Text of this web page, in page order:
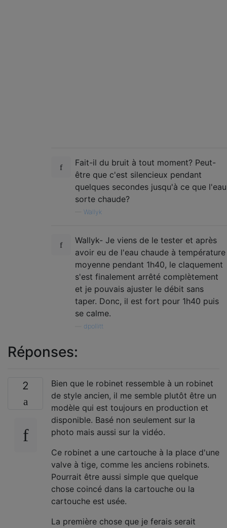
Fait-il du bruit à tout moment? Peut-
être que c'est silencieux pendant
quelques secondes jusqu'à ce que l'eau
sorte chaude?
Wallyk
Wallyk- Je viens de le tester et après
avoir eu de l'eau chaude à température
moyenne pendant 1h40, le claquement
s'est finalement arrêté complètement
et je pouvais ajuster le débit sans
taper. Donc, il est fort pour 1h40 puis
se calme.
dpollitt
Réponses:
2
Bien que le robinet ressemble à un robinet
de style ancien, il me semble plutôt être un
modèle qui est toujours en production et
disponible. Basé non seulement sur la
photo mais aussi sur la vidéo.
Ce robinet a une cartouche à la place d'une
valve à tige, comme les anciens robinets.
Pourrait être aussi simple que quelque
chose coincé dans la cartouche ou la
cartouche est usée.
La première chose que je ferais serait